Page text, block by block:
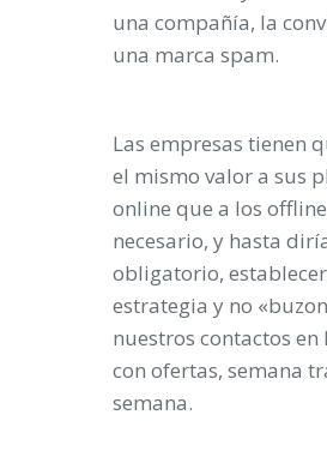
una compañía, la
una marca spam.
Las empresas tienen
el mismo valor a sus
online que a los
necesario, y hasta
obligatorio,
estrategia y no
nuestros contactos en
con ofertas, semana
semana.